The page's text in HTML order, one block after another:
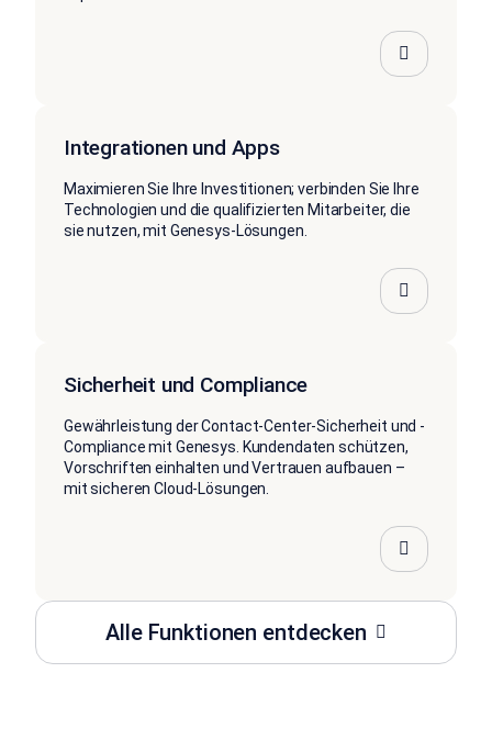
Alle Funktionen entdecken
Integrationen und Apps
Maximieren Sie Ihre Investitionen; verbinden Sie Ihre
Technologien und die qualifizierten Mitarbeiter, die
sie nutzen, mit Genesys-Lösungen.
Sicherheit und Compliance
Gewährleistung der Contact-Center-Sicherheit und -
Compliance mit Genesys. Kundendaten schützen,
Vorschriften einhalten und Vertrauen aufbauen –
mit sicheren Cloud-Lösungen.